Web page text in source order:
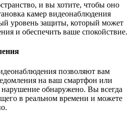
и вы хотите, чтобы оно
камер видеонаблюдения
уровень защиты, который может
и обеспечить ваше спокойствие.
позволяют вам
на ваш смартфон или
нарушение обнаружено. Вы всегда
в реальном времени и можете